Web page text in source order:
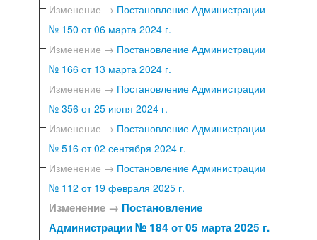
Изменение → Постановление Администрации
№ 150 от 06 марта 2024 г.
Изменение → Постановление Администрации
№ 166 от 13 марта 2024 г.
Изменение → Постановление Администрации
№ 356 от 25 июня 2024 г.
Изменение → Постановление Администрации
№ 516 от 02 сентября 2024 г.
Изменение → Постановление Администрации
№ 112 от 19 февраля 2025 г.
Изменение → Постановление
Администрации № 184 от 05 марта 2025 г.